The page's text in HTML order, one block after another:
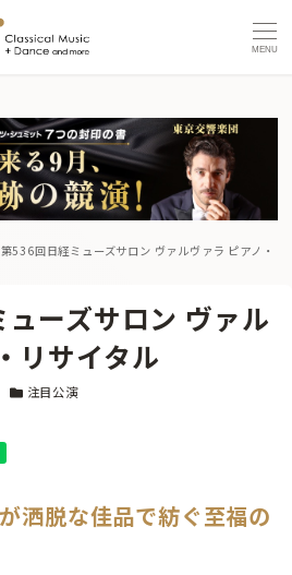
MENU
第536回日経ミューズサロン ヴァルヴァラ ピアノ・
ーズサロン ヴァル
リサイタル
カテゴリー
注目公演
洒脱な佳品で紡ぐ至福の